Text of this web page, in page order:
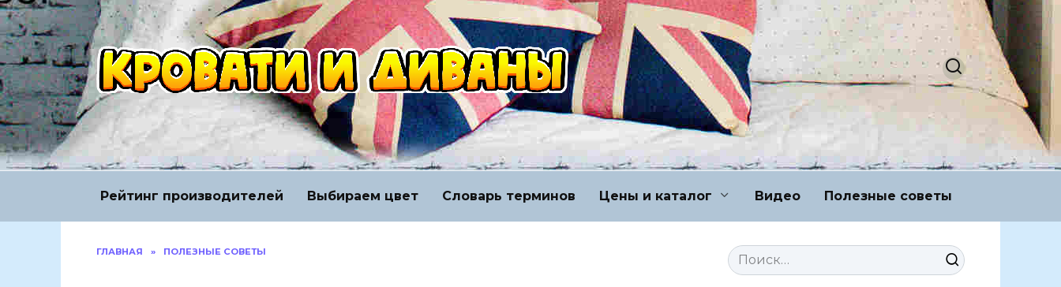
Перейти
к
содержанию
Рейтинг производителей Выбираем цвет Словарь терминов Цены и каталог Видео Полезные советы
ГЛАВНАЯ » ПОЛЕЗНЫЕ СОВЕТЫ
Search
for: